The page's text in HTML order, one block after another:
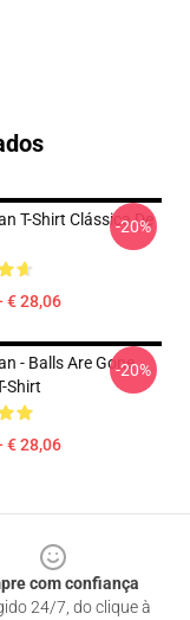
T-Shirt Clássica De
€ 28,06
-20%
- Balls Are Gone
Shirt
€ 28,06
-20%
com confiança
24/7, do clique à